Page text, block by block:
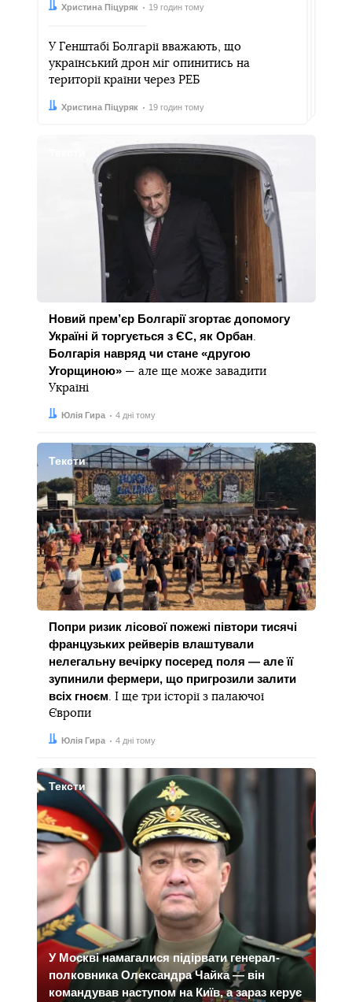
Автор:
Христина Піцуряк
Дата: 19 годин тому
У Генштабі Болгарії вважають, що
український дрон міг опинитись на
території країни через РЕБ
Автор:
Христина Піцуряк
Дата: 19 годин тому
Новий прем’єр Болгарії згортає допомогу
Україні й торгується з ЄС, як Орбан
Болгарія навряд чи стане «другою
Угорщиною» — але ще може завадити
Україні
Автор:
Юлія Гира
Дата: 4 дні тому
Тексти
Попри ризик лісової пожежі півтори тисячі
французьких рейверів влаштували
нелегальну вечірку посеред поля — але її
зупинили фермери, що пригрозили залити
всіх гноєм . І ще три історії з палаючої
Європи
Автор:
Юлія Гира
Дата: 4 дні тому
Тексти
У Москві намагалися підірвати генерал-
полковника Олександра Чайка — він
командував наступом на Київ, а зараз керує